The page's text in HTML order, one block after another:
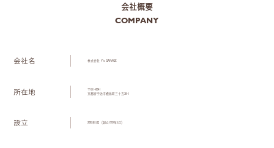
会社概要
COMPANY
​会社名 株式会社 Y’s GARAGE
所在地
〒611-0041
京都府宇治市槇島町三十五38-1
設立 2003年5月（創立1997年5月）